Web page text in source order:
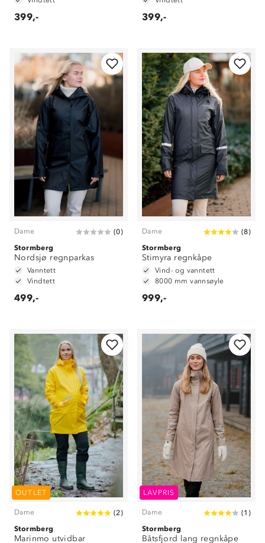
399,- 399,-
Dame (0)
Stormberg
Nordsjø regnparkas
Vanntett
Vindtett
499,-
Dame (8)
Stormberg
Stimyra regnkåpe
Vind- og vanntett
8000 mm vannsøyle
999,-
OUTLET
Dame (2)
Stormberg
Marinmo utvidbar
LAVPRIS
Dame (1 )
Stormberg
Båtsfjord lang regnkåpe